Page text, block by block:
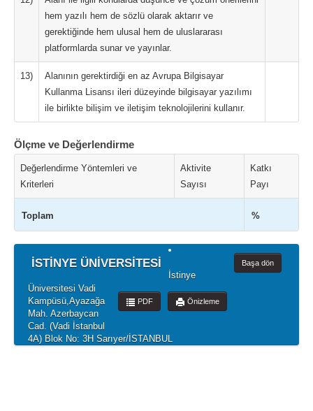
hem yazılı hem de sözlü olarak aktarır ve
gerektiğinde hem ulusal hem de uluslararası
platformlarda sunar ve yayınlar.
13)
Alanının gerektirdiği en az Avrupa Bilgisayar
Kullanma Lisansı ileri düzeyinde bilgisayar yazılımı
ile birlikte bilişim ve iletişim teknolojilerini kullanır.
Ölçme ve Değerlendirme
Değerlendirme Yöntemleri ve
Kriterleri
Aktivite
Sayısı
Katkı
Payı
Toplam %
İSTİNYE ÜNİVERSİTESİ Başa dön
Önizleme
PDF
İstinye
Üniversitesi Vadi
Kampüsü,Ayazağa
Mah. Azerbaycan
Cad. (Vadi İstanbul
4A) Blok No: 3H Sarıyer/İSTANBUL